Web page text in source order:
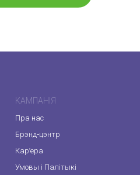
КАМПАНІЯ
Пра нас
Брэнд-цэнтр
Кар'ера
Умовы і Палітыкі